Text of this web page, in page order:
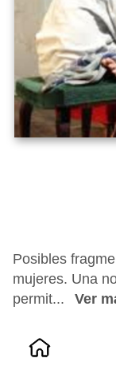
Posibles
mujeres. Una
permit...
Ver